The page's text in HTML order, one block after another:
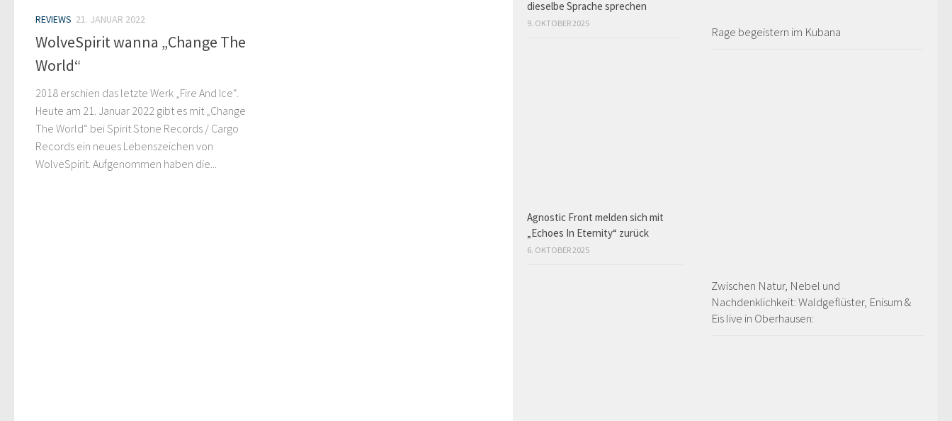
REVIEWS 21. JANUAR 2022
WolveSpirit wanna „Change The
World“
2018 erschien das letzte Werk „Fire And Ice“.
Heute am 21. Januar 2022 gibt es mit „Change
The World“ bei Spirit Stone Records / Cargo
Records ein neues Lebenszeichen von
WolveSpirit. Aufgenommen haben die...
Rage begeistern im Kubana
Zwischen Natur, Nebel und
Nachdenklichkeit: Waldgeflüster, Enisum &
Eïs live in Oberhausen:
dieselbe Sprache sprechen
9. OKTOBER 2025
Agnostic Front melden sich mit
„Echoes In Eternity“ zurück
6. OKTOBER 2025